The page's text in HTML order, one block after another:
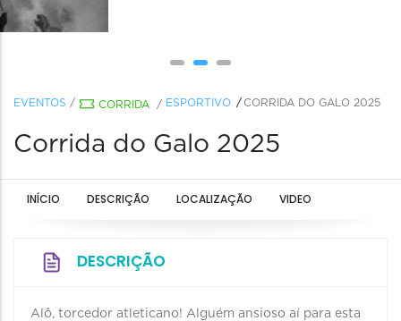
EVENTOS / CORRIDA / ESPORTIVO CORRIDA DO GALO 2025
Corrida do Galo 2025
INÍCIO DESCRIÇÃO LOCALIZAÇÃO VIDEO
DESCRIÇÃO
Alô, torcedor atleticano! Alguém ansioso aí para esta